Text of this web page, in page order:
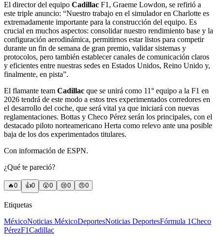
El director del equipo Cadillac F1, Graeme Lowdon, se refirió a
este triple anuncio: “Nuestro trabajo en el simulador en Charlotte es
extremadamente importante para la construcción del equipo. Es
crucial en muchos aspectos: consolidar nuestro rendimiento base y la
configuración aerodinámica, permitirnos estar listos para competir
durante un fin de semana de gran premio, validar sistemas y
protocolos, pero también establecer canales de comunicación claros
y eficientes entre nuestras sedes en Estados Unidos, Reino Unido y,
finalmente, en pista”.
El flamante team Cadillac que se unirá como 11° equipo a la F1 en
2026 tendrá de este modo a estos tres experimentados corredores en
el desarrollo del coche, que será vital ya que iniciará con nuevas
reglamentaciones. Bottas y Checo Pérez serán los principales, con el
destacado piloto norteamericano Herta como relevo ante una posible
baja de los dos experimentados titulares.
Con información de ESPN.
¿Qué te pareció?
🔥0 👍0 😲0 😢0 😠0
Etiquetas
MéxicoNoticias MéxicoDeportesNoticias DeportesFórmula 1Checo
PérezF1Cadillac